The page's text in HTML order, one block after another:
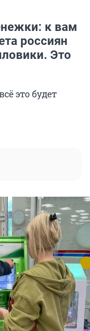
к вам
россиян
Это
это будет